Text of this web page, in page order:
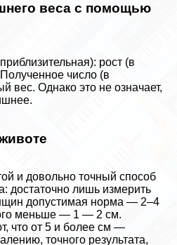
веса с помощью
рост (в
число (в
вес. Однако это не означает,
и довольно точный способ
достаточно лишь измерить
допустимая норма — 2–4
меньше — 1 — 2 см.
что от 5 и более см —
точного результата,